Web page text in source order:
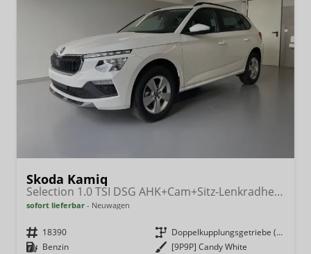
Skoda Kamiq
Selection 1.0 TSI DSG AHK+Cam+Sitz-Lenkradheiz+Sunset+Kessy+AppConnect+Alu16
sofort lieferbar Neuwagen
Fahrzeugnr. 18390 Getriebe
Doppelkupplungsgetriebe (DSG)
Kraftstoff Benzin Außenfarbe [9P9P] Candy White